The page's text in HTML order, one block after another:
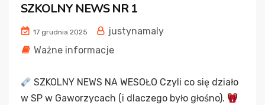
SZKOLNY NEWS NR 1
17 grudnia 2025
justynamaly
Ważne informacje
SZKOLNY NEWS NA WESOŁO Czyli co się działo
w SP w Gaworzycach (i dlaczego było głośno).